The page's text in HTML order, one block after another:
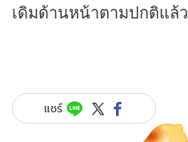
เดิมด้านหน้าตามปกติแล้ว
แชร์